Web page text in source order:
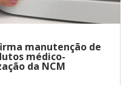
manutenção de
médico-
da NCM